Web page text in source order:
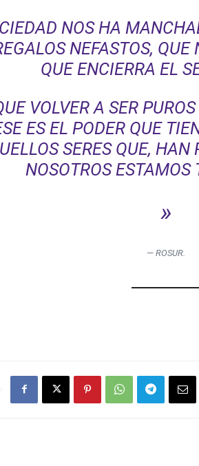
NOS HA
NEFASTOS,
QUE ENCIERRA EL
VOLVER A SER
ES EL PODER QUE
SERES QUE, HAN
NOSOTROS ESTAMOS
»
— ROSUR.